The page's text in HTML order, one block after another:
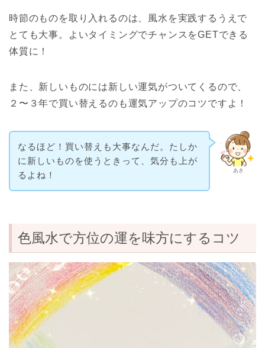
時節のものを取り入れるのは、風水を実践するうえで
とても大事。よいタイミングでチャンスをGETできる
体質に！
また、新しいものには新しい運気がついてくるので、
２〜３年で買い替えるのも運気アップのコツですよ！
あき
なるほど！買い替えも大事なんだ。たしか
に新しいものを使うときって、気分も上が
るよね！
色風水で方位の運を味方にするコツ